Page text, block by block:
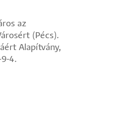
az
(Pécs).
Alapítvány,
9-4.